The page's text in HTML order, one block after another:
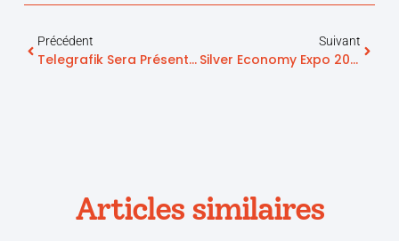
Précédent
Telegrafik Sera Présente Au CES® Las Vegas 2016 !
Suivant
Silver Economy Expo 2015 : Bilan Positif Pour Telegrafik
Articles similaires